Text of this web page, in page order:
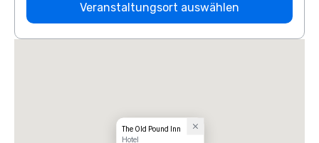
Veranstaltungsort auswählen
The Old Pound Inn
Hotel